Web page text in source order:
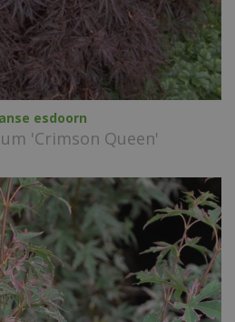
esdoorn
'Crimson Queen'